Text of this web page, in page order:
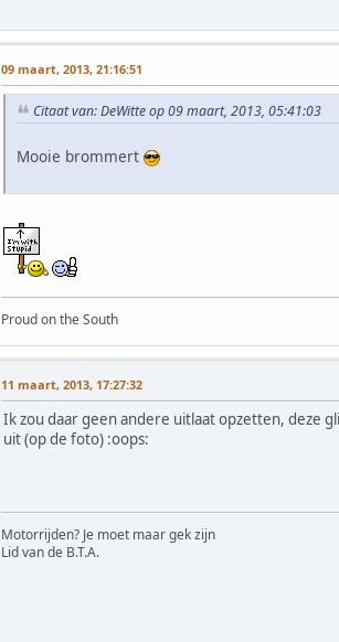
09 maart, 2013, 21:16:51
Citaat van: DeWitte op 09 maart, 2013, 05:41:03
Mooie brommert
Proud on the South
11 maart, 2013, 17:27:32
Ik zou daar geen andere uitlaat opzetten, deze
uit (op de foto) :oops:
Motorrijden? Je moet maar gek zijn
Lid van de B.T.A.